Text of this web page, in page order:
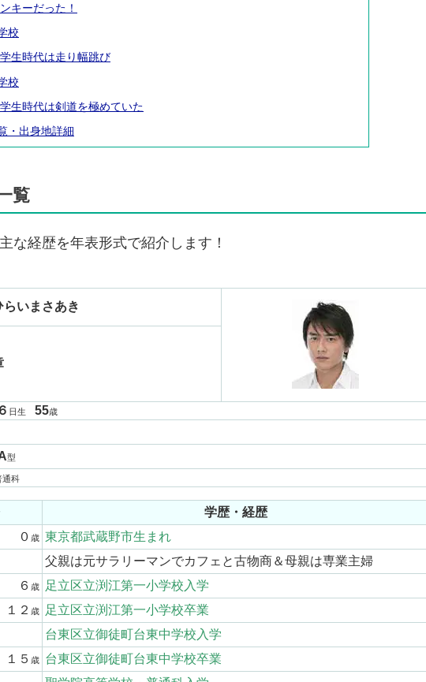
キーだった！
校
生時代は走り幅跳び
校
生時代は剣道を極めていた
・出身地詳細
覧
な経歴を年表形式で紹介します！
いまさあき
日生55歳
型
通科
学歴・経歴
０ 歳
東京都武蔵野市生まれ
父親は元サラリーマンでカフェと古物商＆母親は専業主婦
６ 歳 足立区立渕江第一小学校入学
１２ 歳
足立区立渕江第一小学校卒業
台東区立御徒町台東中学校入学
１５ 歳
台東区立御徒町台東中学校卒業